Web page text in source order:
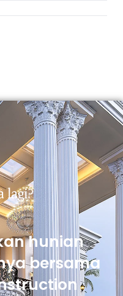
lagi?
hunian
bersama